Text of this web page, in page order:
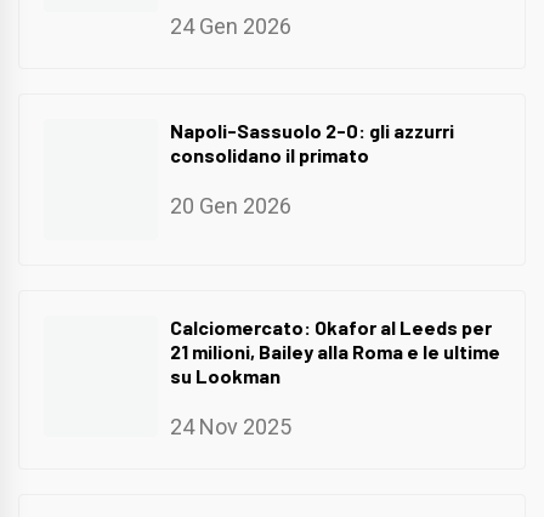
24 Gen 2026
Napoli-Sassuolo 2-0: gli azzurri
consolidano il primato
20 Gen 2026
Calciomercato: Okafor al Leeds per
21 milioni, Bailey alla Roma e le ultime
su Lookman
24 Nov 2025